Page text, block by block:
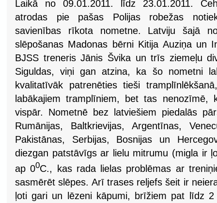
Laikā no 09.01.2011. līdz 23.01.2011.
atrodas pie pašas Polijas robežas
savienības rīkota nometne. Latviju šajā
slēpošanas Madonas bērni Kitija Auziņa un
BJSS treneris Jānis Švika un trīs ziemeļu
Siguldas, viņi gan atzina, ka šo nometni
kvalitatīvāk patrenēties tieši
labākajiem tramplīniem, bet tas nenozīmē,
vispār. Nometnē bez latviešiem piedalās
Rumānijas, Baltkrievijas, Argentīnas,
Pakistānas, Serbijas, Bosnijas un
diezgan patstāvīgs ar lielu mitrumu (migla ir
ap 00C., kas rada lielas problēmas ar
sasmērēt slēpes. Arī trases reljefs šeit ir
ļoti gari un lēzeni kāpumi, brīžiem pat līdz